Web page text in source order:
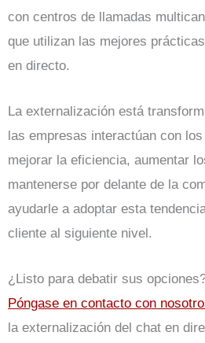
con centros de llamadas
que utilizan las mejores
en directo.
La externalización está
las empresas interactúan con
mejorar la eficiencia, aumentar
mantenerse por delante de la
ayudarle a adoptar esta
cliente al siguiente nivel.
¿Listo para debatir sus
Póngase en contacto con
la externalización del chat en